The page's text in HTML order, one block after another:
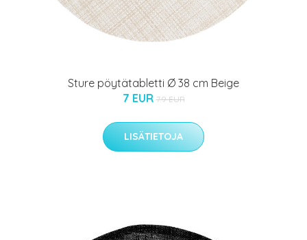
Sture pöytätabletti Ø 38 cm Beige
7 EUR 7.9 EUR
LISÄTIETOJA